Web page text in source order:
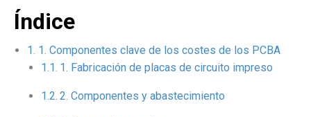
Índice
1. Componentes clave de los costes de los PCBA
1. Fabricación de placas de circuito impreso
2. Componentes y abastecimiento